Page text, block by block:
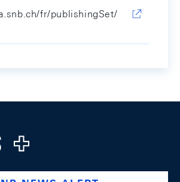
fr/publishingSet/
company/swiss-national-
www.youtube.com/@swissnationalbank